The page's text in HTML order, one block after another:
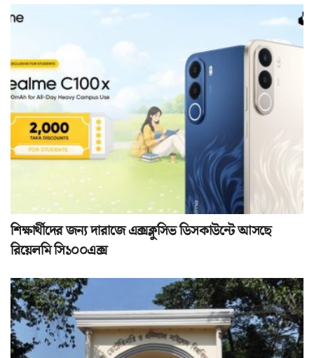
শিক্ষার্থীদের জন্য দারাজে এক্সক্লুসিভ ডিসকাউন্টে আসছে
রিয়েলমি সি১০০এক্স